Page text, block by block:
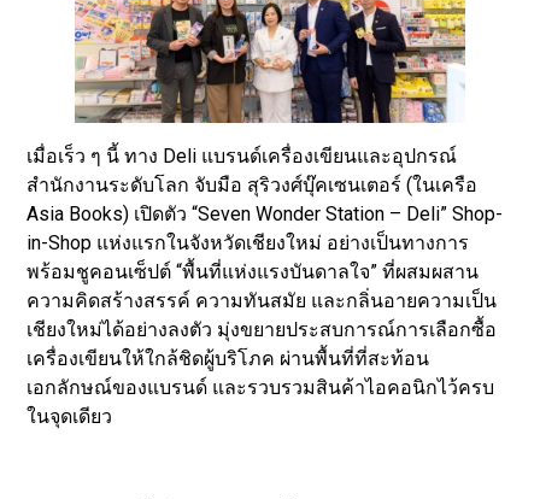
เมื่อเร็ว ๆ นี้ ทาง Deli แบรนด์เครื่องเขียนและอุปกรณ์
สำนักงานระดับโลก จับมือ สุริวงศ์บุ๊คเซนเตอร์ (ในเครือ
Asia Books) เปิดตัว “Seven Wonder Station – Deli” Shop-
in-Shop แห่งแรกในจังหวัดเชียงใหม่ อย่างเป็นทางการ
พร้อมชูคอนเซ็ปต์ “พื้นที่แห่งแรงบันดาลใจ” ที่ผสมผสาน
ความคิดสร้างสรรค์ ความทันสมัย และกลิ่นอายความเป็น
เชียงใหม่ได้อย่างลงตัว มุ่งขยายประสบการณ์การเลือกซื้อ
เครื่องเขียนให้ใกล้ชิดผู้บริโภค ผ่านพื้นที่ที่สะท้อน
เอกลักษณ์ของแบรนด์ และรวบรวมสินค้าไอคอนิกไว้ครบ
ในจุดเดียว